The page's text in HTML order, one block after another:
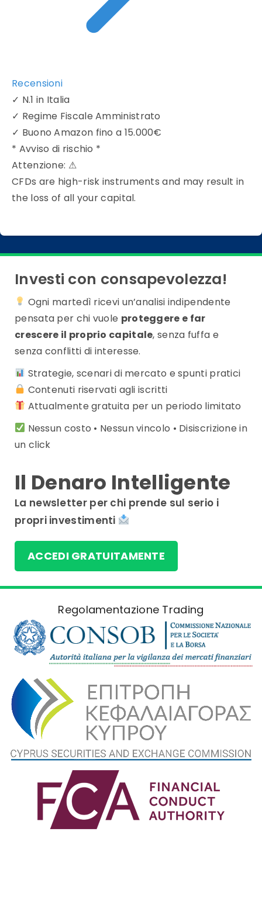
Recensioni
✓ N.1 in Italia
✓ Regime Fiscale Amministrato
✓ Buono Amazon fino a 15.000€
* Avviso di rischio *
Attenzione: ⚠
CFDs are high-risk instruments and may result in
the loss of all your capital.
Investi con consapevolezza!
Ogni martedì ricevi un’analisi indipendente
pensata per chi vuole proteggere e far
crescere il proprio capitale, senza fuffa e
senza conflitti di interesse.
Strategie, scenari di mercato e spunti pratici
Contenuti riservati agli iscritti
Attualmente gratuita per un periodo limitato
Nessun costo • Nessun vincolo • Disiscrizione in
un click
Il Denaro Intelligente
La newsletter per chi prende sul serio i
propri investimenti
ACCEDI GRATUITAMENTE
Regolamentazione Trading